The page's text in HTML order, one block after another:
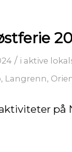
/ i aktive
, Langrenn,
på